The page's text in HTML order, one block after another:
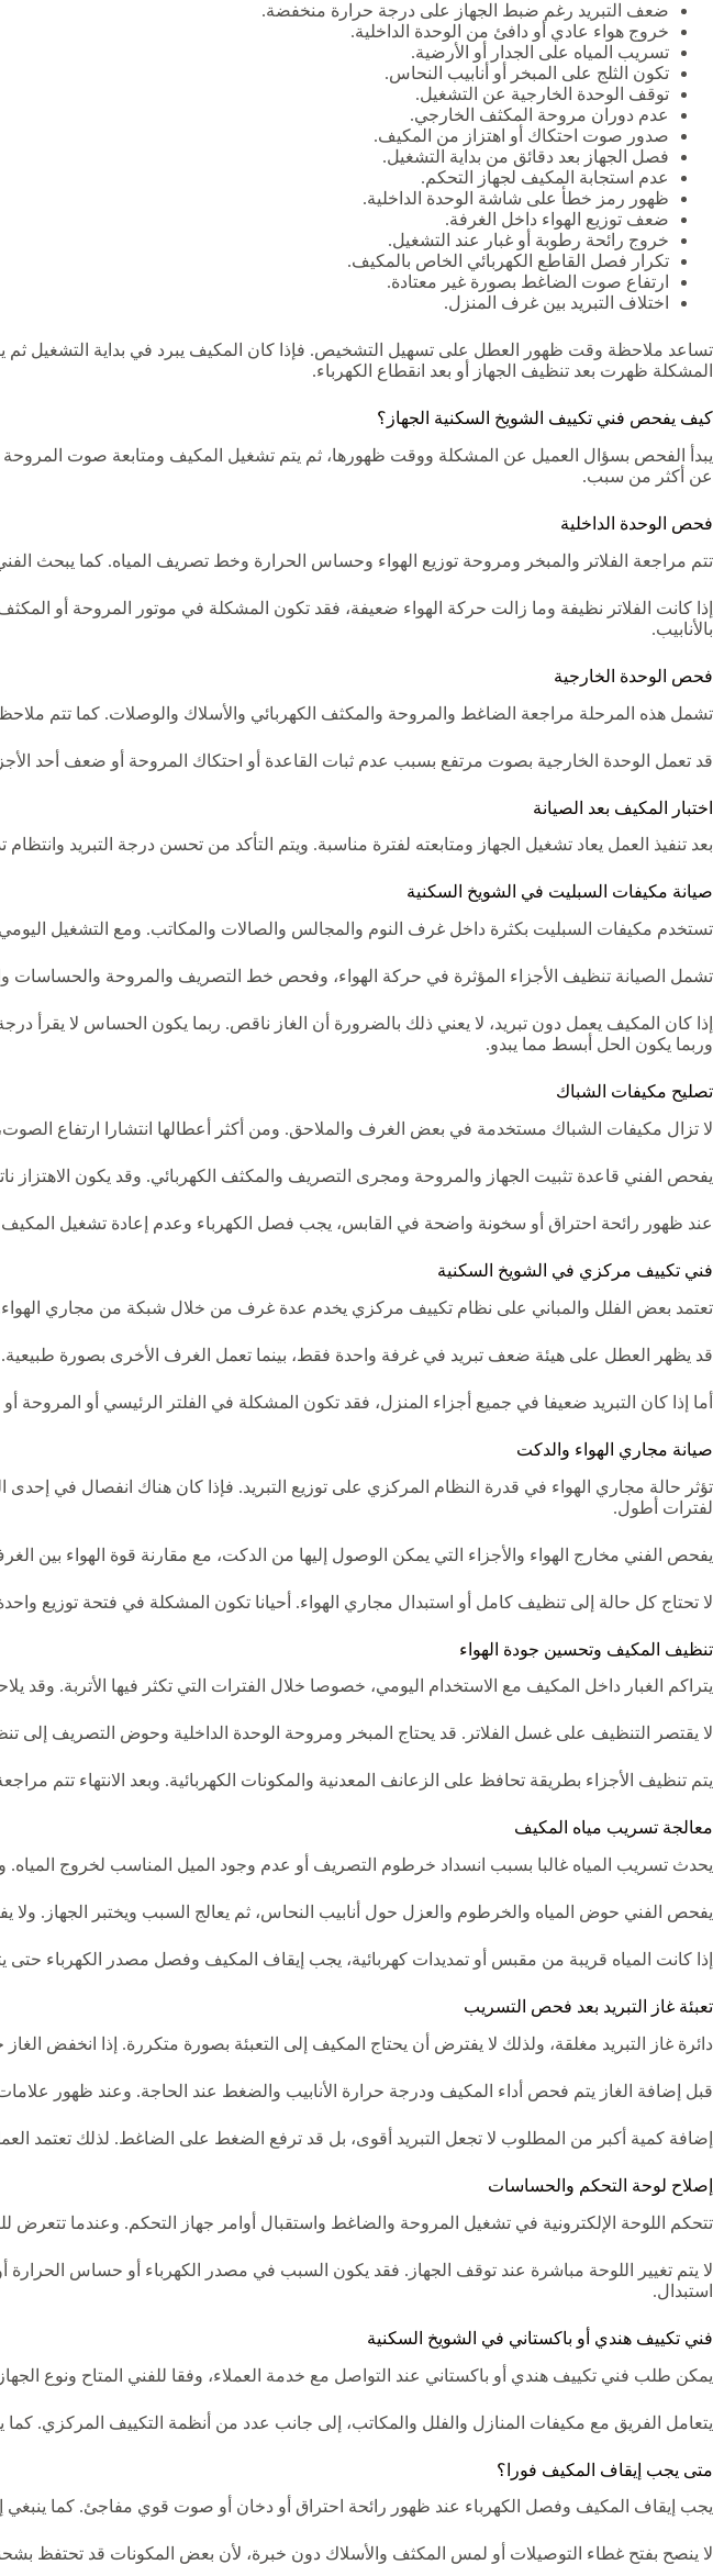
ضعف التبريد رغم ضبط الجهاز على درجة حرارة منخفضة.
خروج هواء عادي أو دافئ من الوحدة الداخلية.
تسريب المياه على الجدار أو الأرضية.
تكون الثلج على المبخر أو أنابيب النحاس.
توقف الوحدة الخارجية عن التشغيل.
عدم دوران مروحة المكثف الخارجي.
صدور صوت احتكاك أو اهتزاز من المكيف.
فصل الجهاز بعد دقائق من بداية التشغيل.
عدم استجابة المكيف لجهاز التحكم.
ظهور رمز خطأ على شاشة الوحدة الداخلية.
ضعف توزيع الهواء داخل الغرفة.
خروج رائحة رطوبة أو غبار عند التشغيل.
تكرار فصل القاطع الكهربائي الخاص بالمكيف.
ارتفاع صوت الضاغط بصورة غير معتادة.
اختلاف التبريد بين غرف المنزل.
تساعد ملاحظة وقت ظهور العطل على تسهيل التشخيص. فإذا كان المكيف يبرد في بداية التشغيل ثم
المشكلة ظهرت بعد تنظيف الجهاز أو بعد انقطاع الكهرباء.
كيف يفحص فني تكييف الشويخ السكنية الجهاز؟
يبدأ الفحص بسؤال العميل عن المشكلة ووقت ظهورها، ثم يتم تشغيل المكيف ومتابعة صوت المروحة
عن أكثر من سبب.
فحص الوحدة الداخلية
تتم مراجعة الفلاتر والمبخر ومروحة توزيع الهواء وحساس الحرارة وخط تصريف المياه. كما يبحث
إذا كانت الفلاتر نظيفة وما زالت حركة الهواء ضعيفة، فقد تكون المشكلة في موتور المروحة أو
بالأنابيب.
فحص الوحدة الخارجية
تشمل هذه المرحلة مراجعة الضاغط والمروحة والمكثف الكهربائي والأسلاك والوصلات. كما تتم
قد تعمل الوحدة الخارجية بصوت مرتفع بسبب عدم ثبات القاعدة أو احتكاك المروحة أو ضعف أحد
اختبار المكيف بعد الصيانة
بعد تنفيذ العمل يعاد تشغيل الجهاز ومتابعته لفترة مناسبة. ويتم التأكد من تحسن درجة التبريد
صيانة مكيفات السبليت في الشويخ السكنية
تستخدم مكيفات السبليت بكثرة داخل غرف النوم والمجالس والصالات والمكاتب. ومع التشغيل اليومي،
تشمل الصيانة تنظيف الأجزاء المؤثرة في حركة الهواء، وفحص خط التصريف والمروحة والحساسات
إذا كان المكيف يعمل دون تبريد، لا يعني ذلك بالضرورة أن الغاز ناقص. ربما يكون الحساس لا
وربما يكون الحل أبسط مما يبدو.
تصليح مكيفات الشباك
لا تزال مكيفات الشباك مستخدمة في بعض الغرف والملاحق. ومن أكثر أعطالها انتشارا ارتفاع
يفحص الفني قاعدة تثبيت الجهاز والمروحة ومجرى التصريف والمكثف الكهربائي. وقد يكون
عند ظهور رائحة احتراق أو سخونة واضحة في القابس، يجب فصل الكهرباء وعدم إعادة تشغيل
فني تكييف مركزي في الشويخ السكنية
تعتمد بعض الفلل والمباني على نظام تكييف مركزي يخدم عدة غرف من خلال شبكة من مجاري الهواء.
قد يظهر العطل على هيئة ضعف تبريد في غرفة واحدة فقط، بينما تعمل الغرف الأخرى بصورة
أما إذا كان التبريد ضعيفا في جميع أجزاء المنزل، فقد تكون المشكلة في الفلتر الرئيسي أو
صيانة مجاري الهواء والدكت
تؤثر حالة مجاري الهواء في قدرة النظام المركزي على توزيع التبريد. فإذا كان هناك انفصال في
لفترات أطول.
يفحص الفني مخارج الهواء والأجزاء التي يمكن الوصول إليها من الدكت، مع مقارنة قوة الهواء
لا تحتاج كل حالة إلى تنظيف كامل أو استبدال مجاري الهواء. أحيانا تكون المشكلة في فتحة توزيع
تنظيف المكيف وتحسين جودة الهواء
يتراكم الغبار داخل المكيف مع الاستخدام اليومي، خصوصا خلال الفترات التي تكثر فيها الأتربة. وقد
لا يقتصر التنظيف على غسل الفلاتر. قد يحتاج المبخر ومروحة الوحدة الداخلية وحوض التصريف
يتم تنظيف الأجزاء بطريقة تحافظ على الزعانف المعدنية والمكونات الكهربائية. وبعد الانتهاء تتم
معالجة تسريب مياه المكيف
يحدث تسريب المياه غالبا بسبب انسداد خرطوم التصريف أو عدم وجود الميل المناسب لخروج المياه.
يفحص الفني حوض المياه والخرطوم والعزل حول أنابيب النحاس، ثم يعالج السبب ويختبر الجهاز. ولا
إذا كانت المياه قريبة من مقبس أو تمديدات كهربائية، يجب إيقاف المكيف وفصل مصدر الكهرباء حتى
تعبئة غاز التبريد بعد فحص التسريب
دائرة غاز التبريد مغلقة، ولذلك لا يفترض أن يحتاج المكيف إلى التعبئة بصورة متكررة. إذا انخفض
قبل إضافة الغاز يتم فحص أداء المكيف ودرجة حرارة الأنابيب والضغط عند الحاجة. وعند ظهور
إضافة كمية أكبر من المطلوب لا تجعل التبريد أقوى، بل قد ترفع الضغط على الضاغط. لذلك تعتمد
إصلاح لوحة التحكم والحساسات
تتحكم اللوحة الإلكترونية في تشغيل المروحة والضاغط واستقبال أوامر جهاز التحكم. وعندما
لا يتم تغيير اللوحة مباشرة عند توقف الجهاز. فقد يكون السبب في مصدر الكهرباء أو حساس الحرارة أو
استبدال.
فني تكييف هندي أو باكستاني في الشويخ السكنية
يمكن طلب فني تكييف هندي أو باكستاني عند التواصل مع خدمة العملاء، وفقا للفني المتاح ونوع
يتعامل الفريق مع مكيفات المنازل والفلل والمكاتب، إلى جانب عدد من أنظمة التكييف المركزي.
متى يجب إيقاف المكيف فورا؟
يجب إيقاف المكيف وفصل الكهرباء عند ظهور رائحة احتراق أو دخان أو صوت قوي مفاجئ. كما ينبغي
لا ينصح بفتح غطاء التوصيلات أو لمس المكثف والأسلاك دون خبرة، لأن بعض المكونات قد تحتفظ